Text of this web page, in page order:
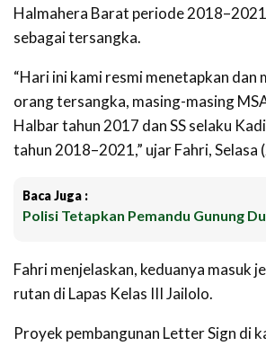
Halmahera Barat periode
sebagai tersangka.
“Hari ini kami resmi menetapkan dan
orang tersangka, masing-masing
Halbar tahun 2017 dan SS selaku
tahun 2018–2021,” ujar Fahri,
Baca Juga :
Polisi Tetapkan Pemandu Gunung
Fahri menjelaskan, keduanya masuk
rutan di Lapas Kelas III Jailolo.
Proyek pembangunan Letter Sign di